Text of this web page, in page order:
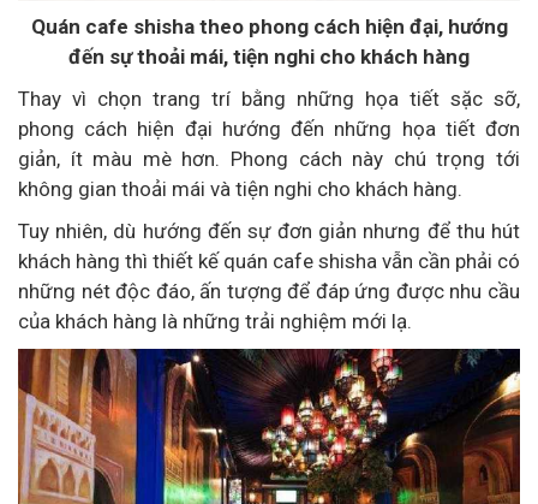
Quán cafe shisha theo phong cách hiện đại, hướng
đến sự thoải mái, tiện nghi cho khách hàng
Thay vì chọn trang trí bằng những họa tiết sặc sỡ,
phong cách hiện đại hướng đến những họa tiết đơn
giản, ít màu mè hơn. Phong cách này chú trọng tới
không gian thoải mái và tiện nghi cho khách hàng.
Tuy nhiên, dù hướng đến sự đơn giản nhưng để thu hút
khách hàng thì thiết kế quán cafe shisha vẫn cần phải có
những nét độc đáo, ấn tượng để đáp ứng được nhu cầu
của khách hàng là những trải nghiệm mới lạ.